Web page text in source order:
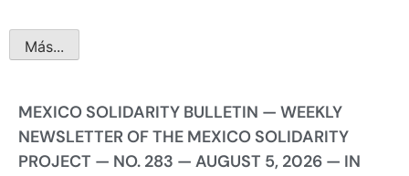
Más...
MEXICO SOLIDARITY BULLETIN — WEEKLY
NEWSLETTER OF THE MEXICO SOLIDARITY
PROJECT — NO. 283 — AUGUST 5, 2026 — IN